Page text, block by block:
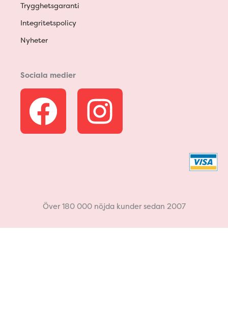
Trygghetsgaranti
Integritetspolicy
Nyheter
Sociala medier
F
a
b
o
I
n
a
g
Över 180 000 nöjda kunder sedan 2007